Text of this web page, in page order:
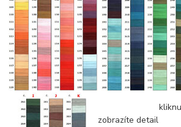
kliknutím
zobrazíte detail